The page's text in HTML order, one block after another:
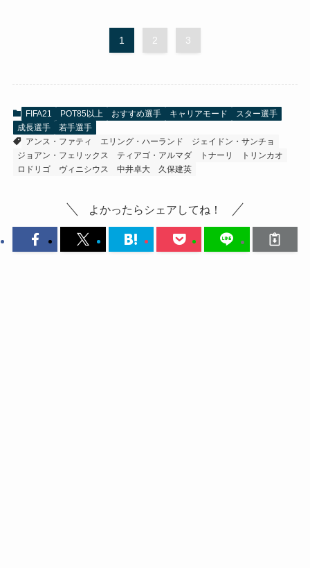
1 2 3
FIFA21 POT85以上 おすすめ選手 キャリアモード
スター選手
成長選手
若手選手
アンス・ファティ
エリング・ハーランド
ジェイドン・サンチョ
ジョアン・フェリックス
ティアゴ・アルマダ トナーリ
トリンカオ
ロドリゴ
ヴィニシウス 中井卓大 久保建英
よかったらシェアしてね！